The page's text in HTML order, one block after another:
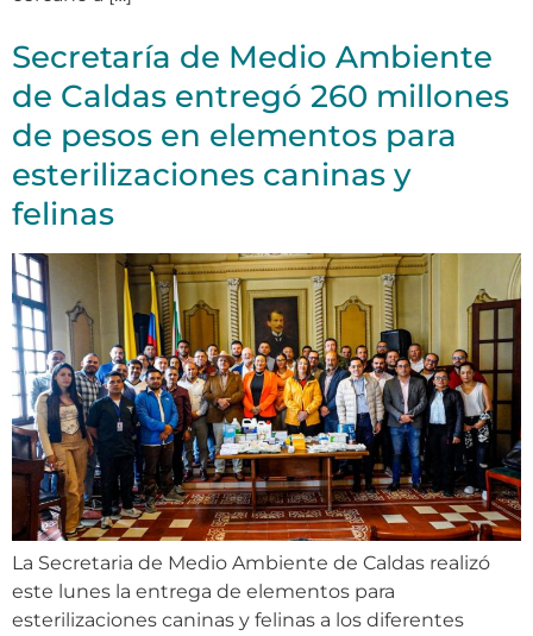
Secretaría de Medio Ambiente
de Caldas entregó 260 millones
de pesos en elementos para
esterilizaciones caninas y
felinas
La Secretaria de Medio Ambiente de Caldas realizó
este lunes la entrega de elementos para
esterilizaciones caninas y felinas a los diferentes